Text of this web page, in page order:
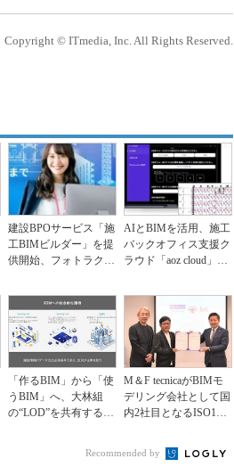
Copyright © ITmedia, Inc. All Rights Reserved.
建設BPOサービス「施
工BIMビルダー」を提
供開始、フォトラクシ
AIとBIMを活用、施工
バックオフィス支援ク
ラウド「aoz cloud」の
「作るBIM」から「使
うBIM」へ、大林組
の“LOD”を共有する管
M＆F tecnicaがBIMモ
デリング会社として国
内2社目となるISO196
Recommended by